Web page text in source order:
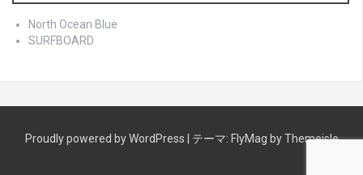
North Ocean Blue
SURFBOARD
Proudly powered by WordPress テーマ: FlyMag by Themeisle